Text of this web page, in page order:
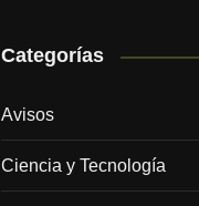
Categorías
Avisos
Ciencia y Tecnología